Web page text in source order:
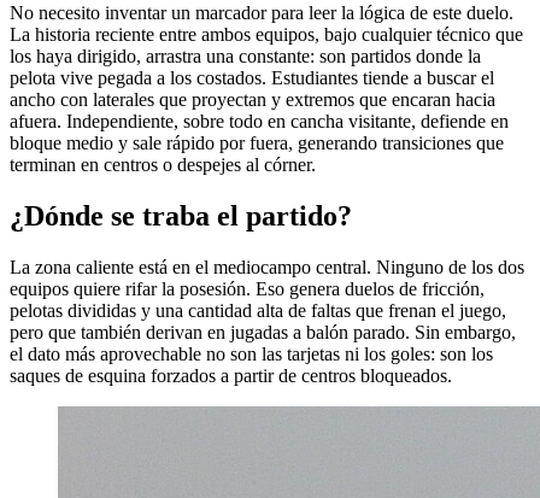
No necesito inventar un marcador para leer la lógica de este duelo.
La historia reciente entre ambos equipos, bajo cualquier técnico que
los haya dirigido, arrastra una constante: son partidos donde la
pelota vive pegada a los costados. Estudiantes tiende a buscar el
ancho con laterales que proyectan y extremos que encaran hacia
afuera. Independiente, sobre todo en cancha visitante, defiende en
bloque medio y sale rápido por fuera, generando transiciones que
terminan en centros o despejes al córner.
¿Dónde se traba el partido?
La zona caliente está en el mediocampo central. Ninguno de los dos
equipos quiere rifar la posesión. Eso genera duelos de fricción,
pelotas divididas y una cantidad alta de faltas que frenan el juego,
pero que también derivan en jugadas a balón parado. Sin embargo,
el dato más aprovechable no son las tarjetas ni los goles: son los
saques de esquina forzados a partir de centros bloqueados.